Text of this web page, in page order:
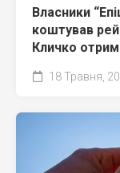
Власники
коштував
Кличко
18 Травня,